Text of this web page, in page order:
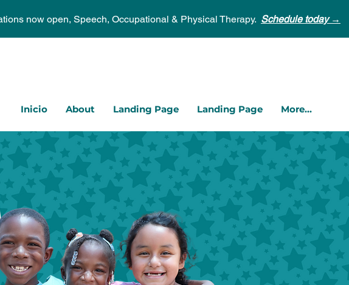
now open, Speech, Occupational & Physical Therapy. Schedule today →
Inicio About Landing Page Landing Page More...